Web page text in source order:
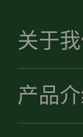
关于
产品